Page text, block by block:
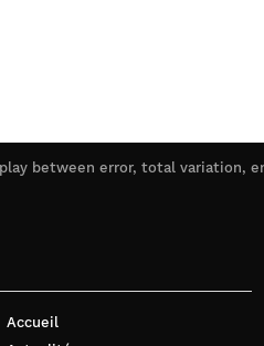
between error, total variation,
Accueil